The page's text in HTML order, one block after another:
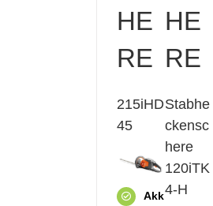
HE
RE
215iHD
45
Akk
HE
RE
Stabhe
ckensc
here
120iTK
4-H